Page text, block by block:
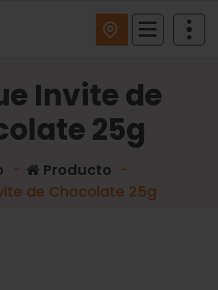
Invite de
25g
- Producto -
de Chocolate 25g